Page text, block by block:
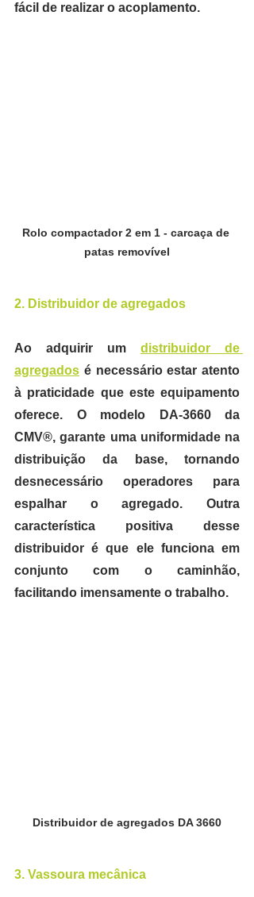
fácil de realizar o acoplamento.
Rolo compactador 2 em 1 - carcaça de
patas removível
2. Distribuidor de agregados
Ao adquirir um distribuidor de
agregados é necessário estar atento
à praticidade que este equipamento
oferece. O modelo DA-3660 da
CMV®, garante uma uniformidade na
distribuição da base, tornando
desnecessário operadores para
espalhar o agregado. Outra
característica positiva desse
distribuidor é que ele funciona em
conjunto com o caminhão,
facilitando imensamente o trabalho.
Distribuidor de agregados DA 3660
3. Vassoura mecânica